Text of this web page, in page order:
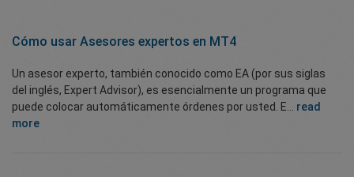
Cómo usar Asesores expertos en MT4
Un asesor experto, también conocido como EA (por sus siglas
del inglés, Expert Advisor), es esencialmente un programa que
puede colocar automáticamente órdenes por usted. E... read
more